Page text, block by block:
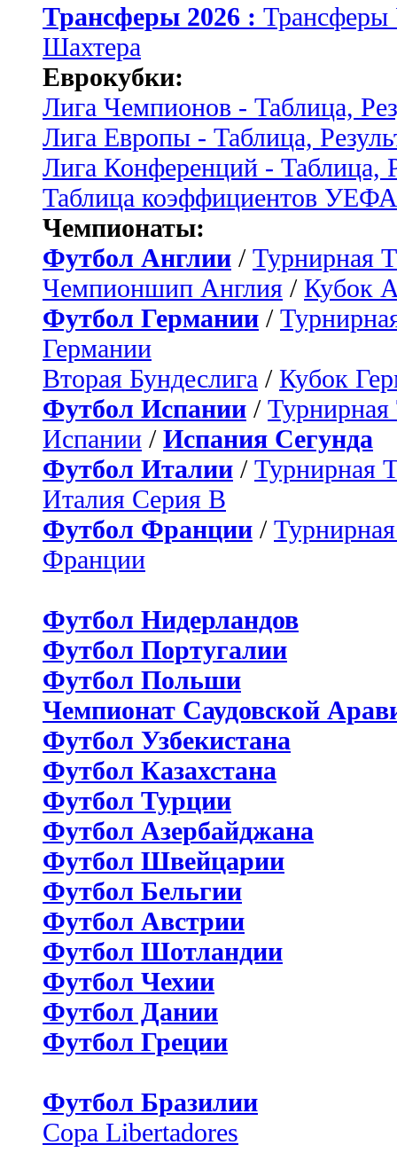
Трансферы 2026 :
Шахтера
Еврокубки:
Лига Чемпионов - Таблица,
Лига Европы - Таблица,
Лига Конференций - Таблица,
Таблица коэффициентов УЕФА
Чемпионаты:
Футбол Англии / Турнирная
Чемпионшип Англия / Кубок
Футбол Германии /
Германии
Вторая Бундеслига / Кубок
Футбол Испании / Турнирная
Испании / Испания Сегунда
Футбол Италии / Турнирная
Италия Серия B
Футбол Франции /
Франции
Футбол Нидерландов
Футбол Португалии
Футбол Польши
Чемпионат Саудовской
Футбол Узбекистана
Футбол Казахстана
Футбол Турции
Футбол Азербайджана
Футбол Швейцарии
Футбол Бельгии
Футбол Австрии
Футбол Шотландии
Футбол Чехии
Футбол Дании
Футбол Греции
Футбол Бразилии
Copa Libertadores